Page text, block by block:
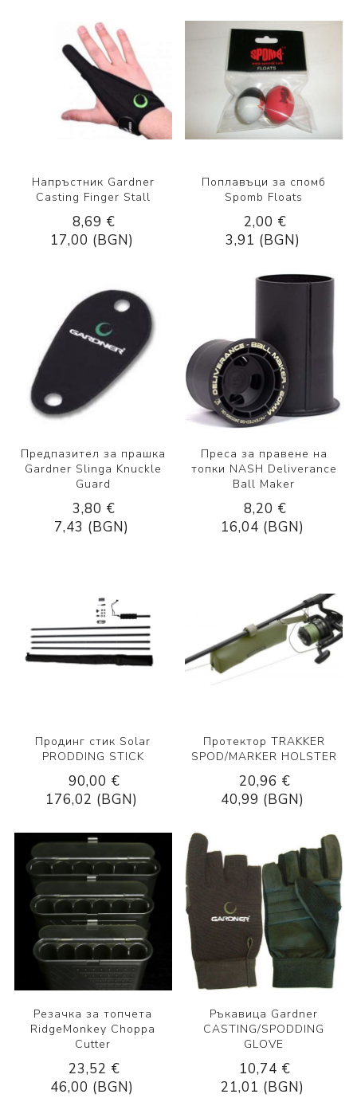
Напръстник Gardner
Casting Finger Stall
8,69 €
17,00 (BGN)
Поплавъци за спомб
Spomb Floats
2,00 €
3,91 (BGN)
Предпазител за прашка
Gardner Slinga Knuckle
Guard
3,80 €
7,43 (BGN)
Преса за правене на
топки NASH Deliverance
Ball Maker
8,20 €
16,04 (BGN)
Продинг стик Solar
PRODDING STICK
90,00 €
176,02 (BGN)
Протектор TRAKKER
SPOD/MARKER HOLSTER
20,96 €
40,99 (BGN)
Резачка за топчета
RidgeMonkey Choppa
Cutter
23,52 €
46,00 (BGN)
Ръкавица Gardner
CASTING/SPODDING
GLOVE
10,74 €
21,01 (BGN)